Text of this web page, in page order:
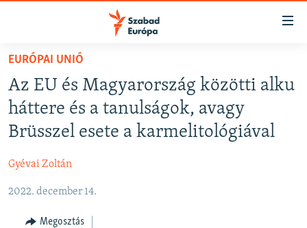
Akadálymentes
Ugrás
fő
oldalra
Ugrás
tartalomjegyzékre
Ugrás
AKTUÁLIS
PODCASTOK
ELEMZŐ
NER15
SZABADON
EURÓPAI UNIÓ
Az EU és Magyarország közötti alku
háttere és a tanulságok, avagy
Brüsszel esete a karmelitológiával
Gyévai Zoltán
2022. december 14.
Megosztás
FELIRATKOZÁS